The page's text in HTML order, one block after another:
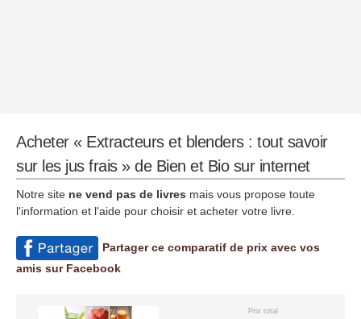
Acheter « Extracteurs et blenders : tout savoir
sur les jus frais » de Bien et Bio sur internet
Notre site ne vend pas de livres mais vous propose toute
l'information et l'aide pour choisir et acheter votre livre.
Partager ce comparatif de prix avec vos
amis sur Facebook
Prix total